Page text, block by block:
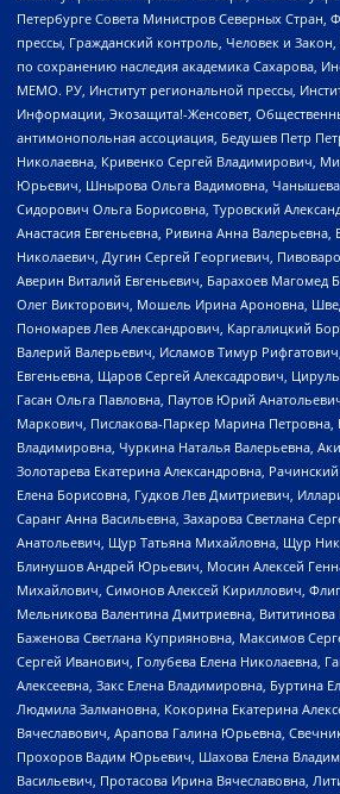
Петербурге Совета Министров Северных Стран,
прессы, Гражданский контроль, Человек и
по сохранению наследия академика Сахарова,
МЕМО. РУ, Институт региональной прессы,
Информации, Экозащита!-Женсовет,
антимонопольная ассоциация, Бедушев Петр
Николаевна, Кривенко Сергей Владимирович,
Юрьевич, Шнырова Ольга Вадимовна, Чанышева
Сидорович Ольга Борисовна, Туровский
Анастасия Евгеньевна, Ривина Анна Валерьевна,
Николаевич, Дугин Сергей Георгиевич,
Аверин Виталий Евгеньевич, Барахоев Магомед
Олег Викторович, Мошель Ирина Ароновна,
Пономарев Лев Александрович, Каргалицкий
Валерий Валерьевич, Исламов Тимур
Евгеньевна, Щаров Сергей Алексадрович,
Гасан Ольга Павловна, Паутов Юрий
Маркович, Пислакова-Паркер Марина Петровна,
Владимировна, Чуркина Наталья Валерьевна,
Золотарева Екатерина Александровна,
Елена Борисовна, Гудков Лев Дмитриевич,
Саранг Анна Васильевна, Захарова Светлана
Анатольевич, Щур Татьяна Михайловна, Щур
Блинушов Андрей Юрьевич, Мосин Алексей
Михайлович, Симонов Алексей Кириллович,
Мельникова Валентина Дмитриевна, Вититинова
Баженова Светлана Куприяновна, Максимов
Сергей Иванович, Голубева Елена Николаевна,
Алексеевна, Закс Елена Владимировна, Буртина
Людмила Залмановна, Кокорина Екатерина
Вячеславович, Арапова Галина Юрьевна,
Прохоров Вадим Юрьевич, Шахова Елена
Васильевич, Протасова Ирина Вячеславовна,